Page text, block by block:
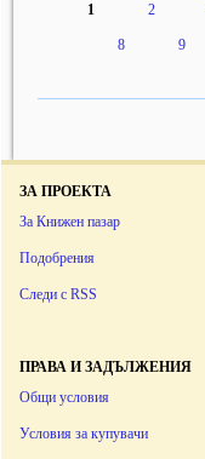
1 2
8 9
ЗА ПРОЕКТА
За Книжен пазар
Подобрения
Следи с RSS
ПРАВА И ЗАДЪЛЖЕНИЯ
Общи условия
Условия за купувачи